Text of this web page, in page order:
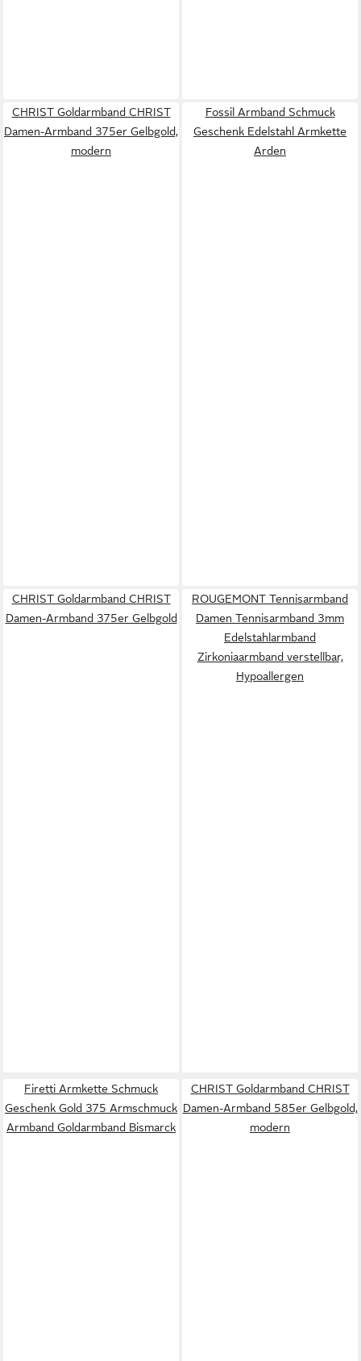
CHRIST Goldarmband CHRIST
Damen-Armband 375er Gelbgold,
modern
Fossil Armband Schmuck
Geschenk Edelstahl Armkette
Arden
CHRIST Goldarmband CHRIST
Damen-Armband 375er Gelbgold
ROUGEMONT Tennisarmband
Damen Tennisarmband 3mm
Edelstahlarmband
Zirkoniaarmband verstellbar,
Hypoallergen
Firetti Armkette Schmuck
Geschenk Gold 375 Armschmuck
Armband Goldarmband Bismarck
CHRIST Goldarmband CHRIST
Damen-Armband 585er Gelbgold,
modern